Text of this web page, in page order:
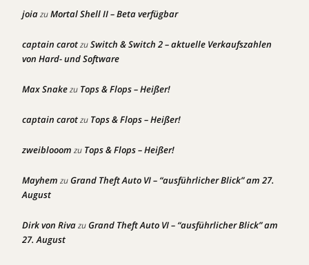
joiazuMortal Shell II – Beta verfügbar
captain carotzuSwitch & Switch 2 – aktuelle Verkaufszahlen
von Hard- und Software
Max Snakezu Tops & Flops – Heißer!
captain carotzu Tops & Flops – Heißer!
zweiblooom zu Tops & Flops – Heißer!
Mayhem zuGrand Theft Auto VI – “ausführlicher Blick” am 27.
August
Dirk von RivazuGrand Theft Auto VI – “ausführlicher Blick” am
27. August